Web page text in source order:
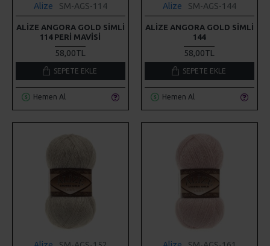
Alize SM-AGS-114
ALIZE ANGORA GOLD SIMLI
114 PERI MAVISI
58,00TL
SEPETE EKLE
Hemen Al
Alize SM-AGS-144
ALIZE ANGORA GOLD SIMLI
144
58,00TL
SEPETE EKLE
Hemen Al